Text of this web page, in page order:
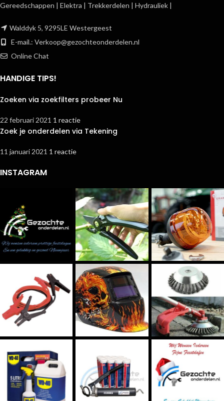
Gereedschappen | Elektra | Trekkerdelen | Hydrauliek |
Walddyk 5, 9295LE Westergeest
E-mail.: Verkoop@gezochteonderdelen.nl
Online Chat
HANDIGE TIPS!
Zoeken via zoekfilters probeer Nu
22 februari 2021 1 reactie
Zoek je onderdelen via Tekening
11 januari 2021 1 reactie
INSTAGRAM